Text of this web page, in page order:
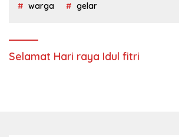
warga gelar
Selamat Hari raya Idul fitri